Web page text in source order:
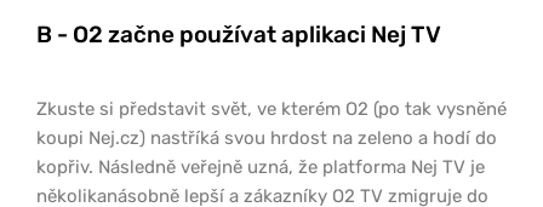
B - O2 začne používat aplikaci Nej TV
Zkuste si představit svět, ve kterém O2 (po tak vysněné
koupi Nej.cz) nastříká svou hrdost na zeleno a hodí do
kopřiv. Následně veřejně uzná, že platforma Nej TV je
několikanásobně lepší a zákazníky O2 TV zmigruje do